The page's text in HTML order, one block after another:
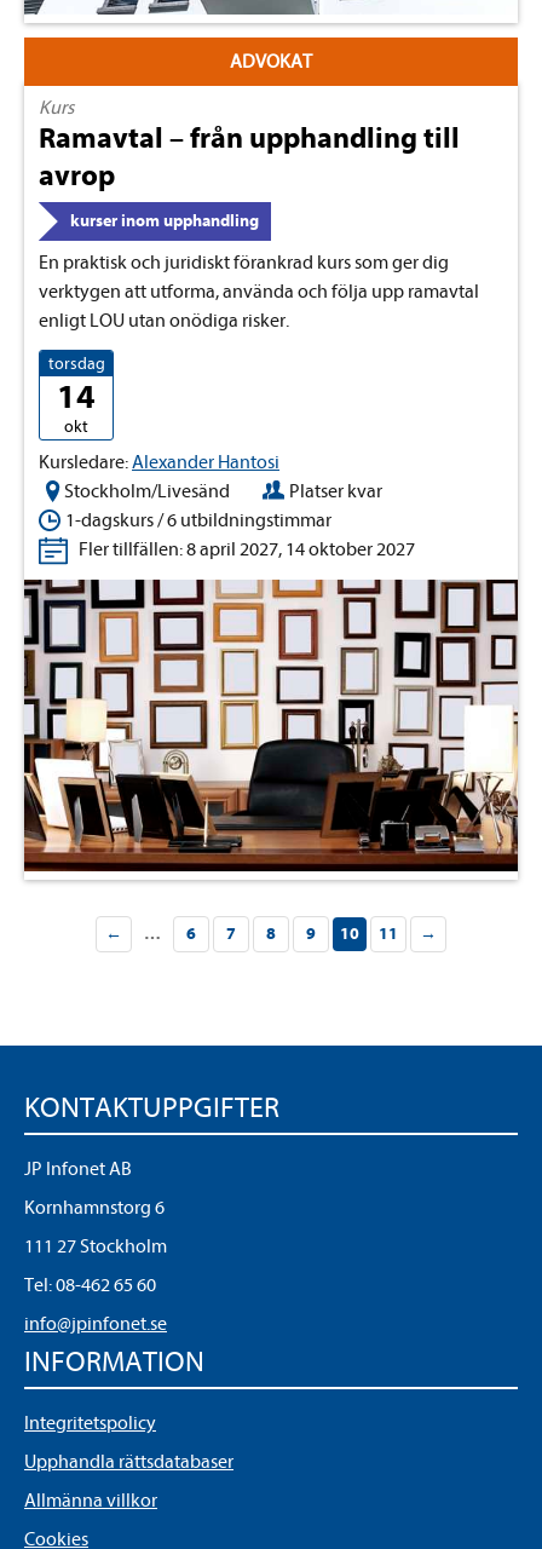
ADVOKAT
Kurs
Ramavtal – från upphandling till
avrop
kurser inom upphandling
En praktisk och juridiskt förankrad kurs som ger dig
verktygen att utforma, använda och följa upp ramavtal
enligt LOU utan onödiga risker.
torsdag
14
okt
Kursledare:Alexander Hantosi
Stockholm/Livesänd
Platser kvar
1-dagskurs / 6 utbildningstimmar
Fler tillfällen: 8 april 2027, 14 oktober 2027
← … 6 7 8 9 10 11 →
KONTAKTUPPGIFTER
JP Infonet AB
Kornhamnstorg 6
111 27 Stockholm
Tel:08-462 65 60
info@jpinfonet.se
INFORMATION
Integritetspolicy
Upphandla rättsdatabaser
Allmänna villkor
Cookies